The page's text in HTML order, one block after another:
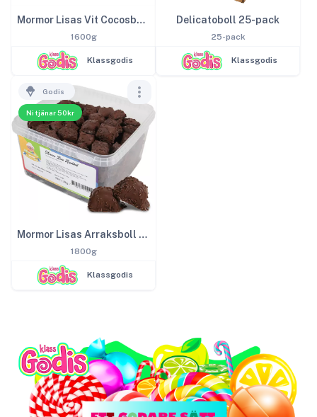
Mormor Lisas Vit Cocosboll 1,6kg
1600g
Klassgodis
Delicatoboll 25-pack
25-pack
Klassgodis
Ni tjänar 50kr
Godis
Mormor Lisas Arraksboll 1,8kg
1800g
Klassgodis